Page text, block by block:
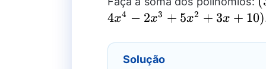
4x4 − 2x3 + 5x2 + 3x + 10)
Solução